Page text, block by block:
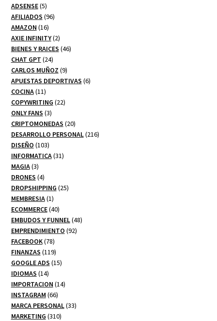
ADSENSE 55
productos
AFILIADOS 9696
AMAZON 1616
productos
AXIE INFINITY 22
productos
BIENES Y RAICES 4646
CHAT GPT 2424
productos
CARLOS MUÑOZ 99
productos
APUESTAS DEPORTIVAS 66
COCINA 1111
productos
COPYWRITING 2222
ONLY FANS 33
productos
CRIPTOMONEDAS 2020
productos
DESARROLLO PERSONAL 216216
DISEÑO 103103
productos
INFORMATICA 3131
MAGIA 33
productos
DRONES 44
productos
DROPSHIPPING 2525
MEMBRESIA 11
producto
ECOMMERCE 4040
productos
EMBUDOS Y FUNNEL 4848
EMPRENDIMIENTO 9292
FACEBOOK 7878
productos
FINANZAS 119119
productos
GOOGLE ADS 1515
IDIOMAS 1414
productos
IMPORTACION 1414
INSTAGRAM 6666
productos
MARCA PERSONAL 3333
MARKETING 310310